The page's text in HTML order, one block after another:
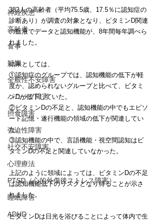
神経疾患
高齢者
食事
妊娠
全般性不安障害
パニック障害
摂食障害
強迫性障害
社交不安障害
心理療法
PTSD（心的外傷後ストレス障害）
睡眠障害
ADHD
382人の高齢者（平均75.5歳、17.5％に認知症の
診断あり）が調査の対象となり、ビタミンD関連
の血液でデータと認知機能が、8年間毎年調べら
れました。
結果としては、
①認知症のグループでは、認知機能の低下が軽
度か、認められないグループと比べて、ビタミ
ンDが低下していた。
②ビタミンDの不足と、認知機能の中でもエピソ
ード記憶・遂行機能の領域の低下が関連してい
た。
③認知機能の中で、言語機能・視空間認知はビ
タミンDの不足と関連していなかった。
上記のように領域によっては、ビタミンDの不足
は認知機能低下のリスクとなり得ることが示さ
れました。
ビタミンDは日光を浴びることによって体内で生